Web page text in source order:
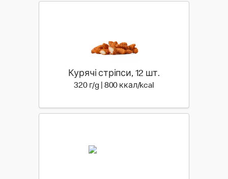
Курячі стріпси, 12 шт.
320 г/g | 800 ккал/kcal